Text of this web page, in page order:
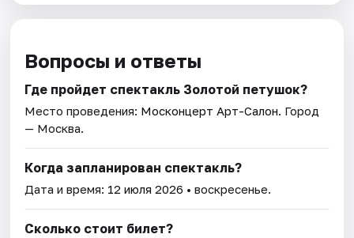
Вопросы и ответы
Где пройдет спектакль Золотой петушок?
Место проведения: Москонцерт Арт-Салон. Город
— Москва.
Когда запланирован спектакль?
Дата и время: 12 июля 2026 • воскресенье.
Сколько стоит билет?